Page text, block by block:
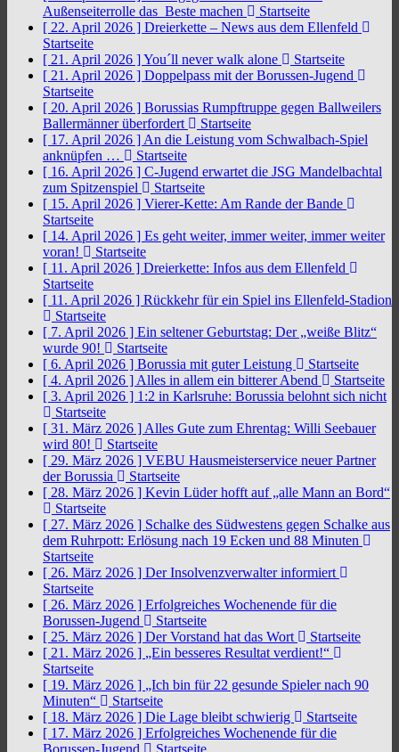
Außenseiterrolle das Beste machen
Startseite
[ 22. April 2026 ] Dreierkette – News aus dem Ellenfeld
Startseite
[ 21. April 2026 ]You´ll never walk alone
Startseite
[ 21. April 2026 ] Doppelpass mit der Borussen-Jugend
Startseite
[ 20. April 2026 ] Borussias Rumpftruppe gegen Ballweilers
Ballermänner überfordert
Startseite
[ 17. April 2026 ] An die Leistung vom Schwalbach-Spiel
anknüpfen …
Startseite
[ 16. April 2026 ] C-Jugend erwartet die JSG Mandelbachtal
zum Spitzenspiel
Startseite
[ 15. April 2026 ] Vierer-Kette: Am Rande der Bande
Startseite
[ 14. April 2026 ] Es geht weiter, immer weiter, immer weiter
voran!
Startseite
[ 11. April 2026 ] Dreierkette: Infos aus dem Ellenfeld
Startseite
[ 11. April 2026 ] Rückkehr für ein Spiel ins Ellenfeld-Stadion
Startseite
[ 7. April 2026 ] Ein seltener Geburtstag: Der „weiße Blitz“
wurde 90!
Startseite
[ 6. April 2026 ] Borussia mit guter Leistung
Startseite
[ 4. April 2026 ] Alles in allem ein bitterer Abend
Startseite
[ 3. April 2026 ] 1:2 in Karlsruhe: Borussia belohnt sich nicht
Startseite
[ 31. März 2026 ] Alles Gute zum Ehrentag: Willi Seebauer
wird 80!
Startseite
[ 29. März 2026 ] VEBU Hausmeisterservice neuer Partner
der Borussia
Startseite
[ 28. März 2026 ] Kevin Lüder hofft auf „alle Mann an Bord“
Startseite
[ 27. März 2026 ] Schalke des Südwestens gegen Schalke aus
dem Ruhrpott: Erlösung nach 19 Ecken und 88 Minuten
Startseite
[ 26. März 2026 ] Der Insolvenzverwalter informiert
Startseite
[ 26. März 2026 ] Erfolgreiches Wochenende für die
Borussen-Jugend
Startseite
[ 25. März 2026 ] Der Vorstand hat das Wort
Startseite
[ 21. März 2026 ] „Ein besseres Resultat verdient!“
Startseite
[ 19. März 2026 ] „Ich bin für 22 gesunde Spieler nach 90
Minuten“
Startseite
[ 18. März 2026 ] Die Lage bleibt schwierig
Startseite
[ 17. März 2026 ] Erfolgreiches Wochenende für die
Borussen-Jugend
Startseite